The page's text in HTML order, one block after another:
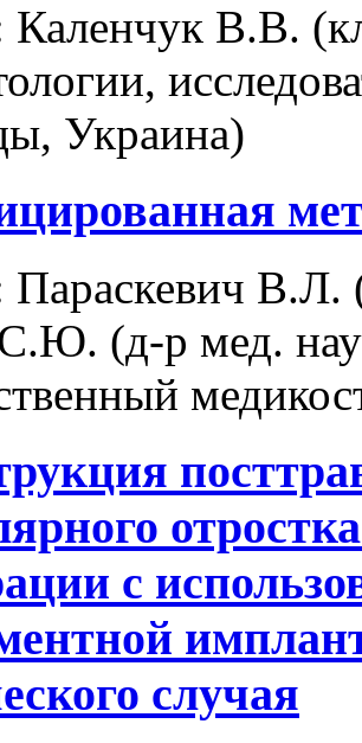
Каленчук В.В.
Украина)
Параскевич В.Л.
(д-р мед.
с
случая